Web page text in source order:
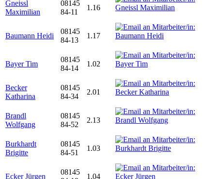
Gneissl
Maximilian
08145
84-11
1.16
Baumann Heidi
08145
84-13
1.17
Bayer Tim
08145
84-14
1.02
Becker
Katharina
08145
84-34
2.01
Brandl
Wolfgang
08145
84-52
2.13
Burkhardt
Brigitte
08145
84-51
1.03
Ecker Jürgen
08145
1.04